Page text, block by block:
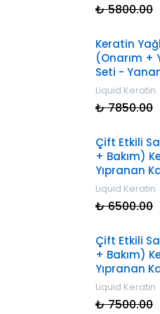
₺ 5800.00
Keratin
(Onarım +
Seti -
Liquid Keratin
₺ 7850.00
Çift Etkili
+ Bakım)
Yıpranan
Liquid Keratin
₺ 6500.00
Çift Etkili
+ Bakım)
Yıpranan
Liquid Keratin
₺ 7500.00